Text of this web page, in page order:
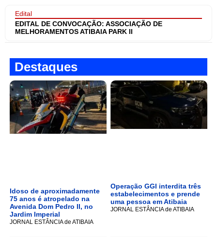
Edital
EDITAL DE CONVOCAÇÃO: ASSOCIAÇÃO DE
MELHORAMENTOS ATIBAIA PARK II
Destaques
Idoso de aproximadamente
75 anos é atropelado na
Avenida Dom Pedro II, no
Jardim Imperial
JORNAL ESTÂNCIA de ATIBAIA
Operação GGI interdita três
estabelecimentos e prende
uma pessoa em Atibaia
JORNAL ESTÂNCIA de ATIBAIA